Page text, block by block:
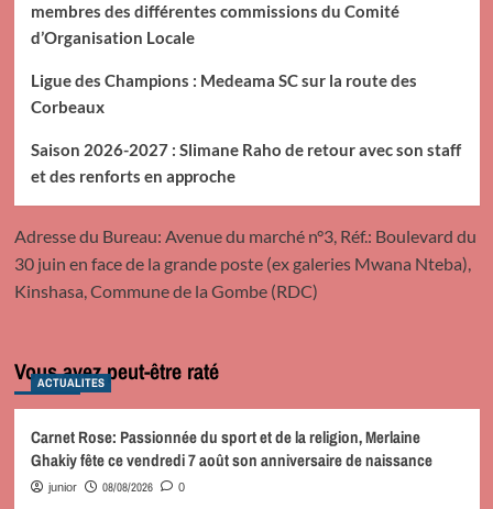
membres des différentes commissions du Comité
d’Organisation Locale
Ligue des Champions : Medeama SC sur la route des
Corbeaux
Saison 2026-2027 : Slimane Raho de retour avec son staff
et des renforts en approche
Adresse du Bureau: Avenue du marché n°3, Réf.: Boulevard du
30 juin en face de la grande poste (ex galeries Mwana Nteba),
Kinshasa, Commune de la Gombe (RDC)
Vous avez peut-être raté
ACTUALITES
Carnet Rose: Passionnée du sport et de la religion, Merlaine
Ghakiy fête ce vendredi 7 août son anniversaire de naissance
junior 08/08/2026 0